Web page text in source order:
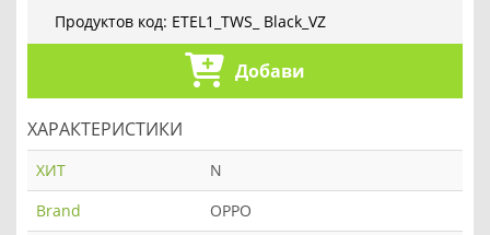
Продуктов код: ETEL1_TWS_ Black_VZ
Добави
ХАРАКТЕРИСТИКИ
ХИТ
N
Brand
OPPO